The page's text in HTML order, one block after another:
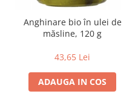
Crenvursti si pateu din carne bio
Pateu bio si creme vegetale
Sosuri bio
Produse din tomate
Ketchup bio
Sosuri bio din tomate
Anghinare bio în ulei de
măsline, 120 g
43,65 Lei
ADAUGA IN COS